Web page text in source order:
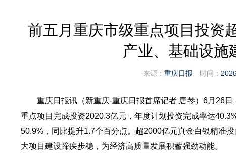
前五月重庆市级重点项目投资
产业、基础设施
来源： 重庆日报 时间：
重庆日报讯（新重庆-重庆日报首席记者 唐琴）6月26
重点项目完成投资2020.3亿元，年度计划投资完成率达
50.9%，同比提升1.7个百分点。超2000亿元真金白银精准
大项目建设蹄疾步稳，为经济高质量发展积蓄强劲动能。